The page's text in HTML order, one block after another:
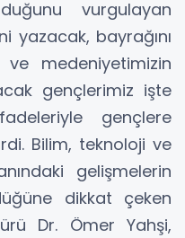
vurgulayan
yazacak, bayrağını
ve medeniyetimizin
gençlerimiz işte
gençlere
Bilim, teknoloji ve
gelişmelerin
dikkat çeken
Dr. Ömer Yahşi,